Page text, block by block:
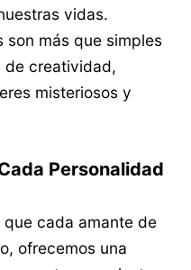
vidas.
son más que simples
de creatividad,
misteriosos y
Personalidad
que cada amante de
ofrecemos una